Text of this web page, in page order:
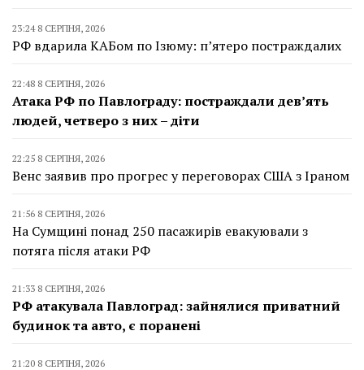
23:24 8 СЕРПНЯ, 2026
РФ вдарила КАБом по Ізюму: п’ятеро постраждалих
22:48 8 СЕРПНЯ, 2026
Атака РФ по Павлограду: постраждали дев’ять
людей, четверо з них – діти
22:25 8 СЕРПНЯ, 2026
Венс заявив про прогрес у переговорах США з Іраном
21:56 8 СЕРПНЯ, 2026
На Сумщині понад 250 пасажирів евакуювали з
потяга після атаки РФ
21:33 8 СЕРПНЯ, 2026
РФ атакувала Павлоград: зайнялися приватний
будинок та авто, є поранені
21:20 8 СЕРПНЯ, 2026